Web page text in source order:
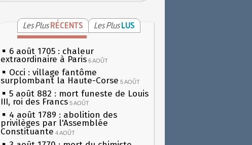
Les Plus RÉCENTS Les Plus LUS
6 août 1705 : chaleur
extraordinaire à Paris 6 AOÛT
Occi : village fantôme
surplombant la Haute-Corse 5 AOÛT
5 août 882 : mort funeste de Louis
III, roi des Francs 5 AOÛT
4 août 1789 : abolition des
privilèges par l'Assemblée
Constituante 4 AOÛT